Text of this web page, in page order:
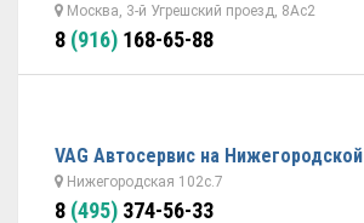
Москва, 3-й Угрешский проезд, 8Ас2
8 (916) 168-65-88
VAG Автосервис на Нижегородской
Нижегородская 102с.7
8 (495) 374-56-33